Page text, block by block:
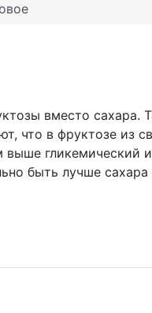
вместо сахара.
что в фруктозе из
гликемический
быть лучше сахара